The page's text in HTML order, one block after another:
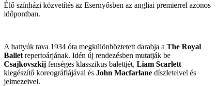
Élő színházi közvetítés az Esernyősben az angliai premierrel azonos
időpontban.
A hattyúk tava 1934 óta megkülönböztetett darabja a The Royal
Ballet repertoárjának. Idén új rendezésben mutatják be
Csajkovszkij fenséges klasszikus balettjét, Liam Scarlett
kiegészítő koreográfiájával és John Macfarlane díszleteivel és
jelmezeivel.